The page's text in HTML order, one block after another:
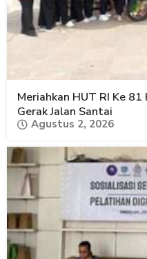
Meriahkan HUT RI Ke
Gerak Jalan Santai
Agustus 2, 2026